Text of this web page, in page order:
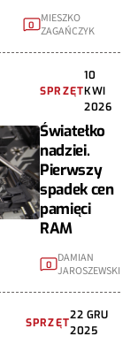
0 MIESZKO
ZAGAŃCZYK
SPRZĘT
10
KWI
2026
Światełko
nadziei.
Pierwszy
spadek cen
pamięci
RAM
0
DAMIAN
JAROSZEWSKI
SPRZĘT
22 GRU
2025